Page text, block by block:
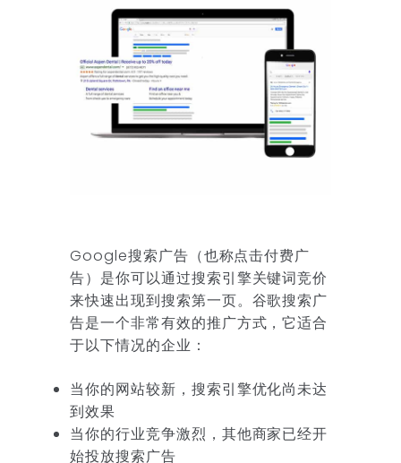
Google搜索广告（也称点击付费广
告）是你可以通过搜索引擎关键词竞价
来快速出现到搜索第一页。谷歌搜索广
告是一个非常有效的推广方式，它适合
于以下情况的企业：
当你的网站较新，搜索引擎优化尚未达
到效果
当你的行业竞争激烈，其他商家已经开
始投放搜索广告